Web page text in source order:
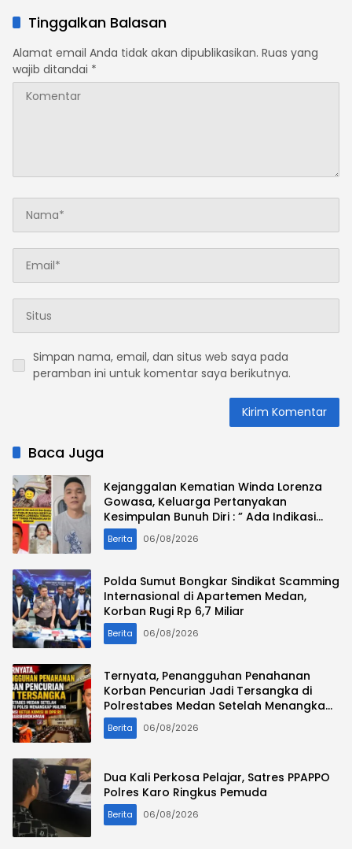
Tinggalkan Balasan
Alamat email Anda tidak akan dipublikasikan. Ruas yang
wajib ditandai *
Simpan nama, email, dan situs web saya pada
peramban ini untuk komentar saya berikutnya.
Baca Juga
Kejanggalan Kematian Winda Lorenza
Gowasa, Keluarga Pertanyakan
Kesimpulan Bunuh Diri : ” Ada Indikasi
Tindak Pidana “
Berita 06/08/2026
Polda Sumut Bongkar Sindikat Scamming
Internasional di Apartemen Medan,
Korban Rugi Rp 6,7 Miliar
Berita 06/08/2026
Ternyata, Penangguhan Penahanan
Korban Pencurian Jadi Tersangka di
Polrestabes Medan Setelah Menangkap
Maling Atas Atensi Ketua Komisi III DPR RI
Habiburokhman
Berita 06/08/2026
Dua Kali Perkosa Pelajar, Satres PPAPPO
Polres Karo Ringkus Pemuda
Berita 06/08/2026